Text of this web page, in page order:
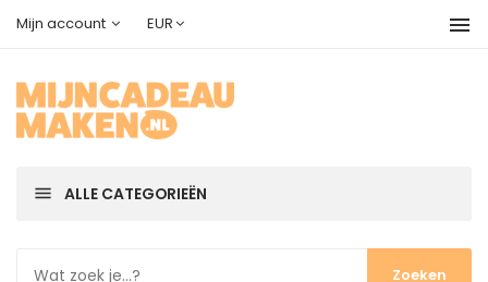
menu
Mijn account EUR
menu ALLE CATEGORIEËN